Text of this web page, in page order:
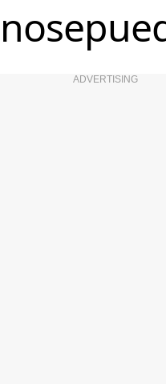
ADVERTISING